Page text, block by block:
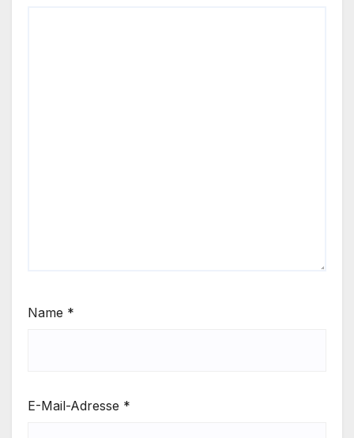
Name *
E-Mail-Adresse *